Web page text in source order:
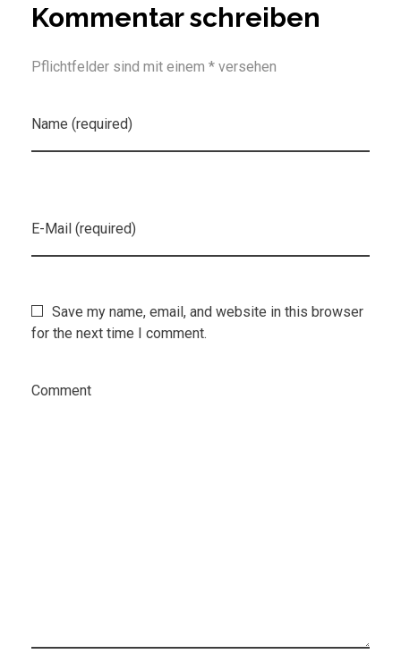
Kommentar schreiben
Pflichtfelder sind mit einem * versehen
Name (required)
E-Mail (required)
Save my name, email, and website in this browser
for the next time I comment.
Comment